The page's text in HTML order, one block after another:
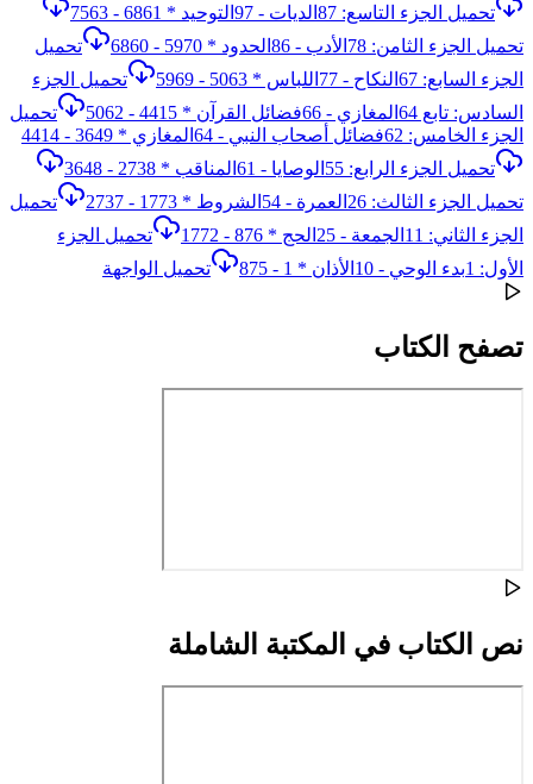
تحميل الجزء التاسع: 87الديات - 97التوحيد * 6861 - 7563
تحميل الجزء الثامن: 78الأدب - 86الحدود * 5970 - 6860
تحميل
الجزء السابع: 67النكاح - 77اللباس * 5063 - 5969
تحميل الجزء
السادس: تابع 64المغازي - 66فضائل القرآن * 4415 - 5062
تحميل
الجزء الخامس: 62فضائل أصحاب النبي - 64المغازي * 3649 - 4414
تحميل الجزء الرابع: 55الوصايا - 61المناقب * 2738 - 3648
تحميل الجزء الثالث: 26العمرة - 54الشروط * 1773 - 2737
تحميل
الجزء الثاني: 11الجمعة - 25الحج * 876 - 1772
تحميل الجزء
الأول: 1بدء الوحي - 10الأذان * 1 - 875
تحميل الواجهة
تصفح الكتاب
نص الكتاب في المكتبة الشاملة